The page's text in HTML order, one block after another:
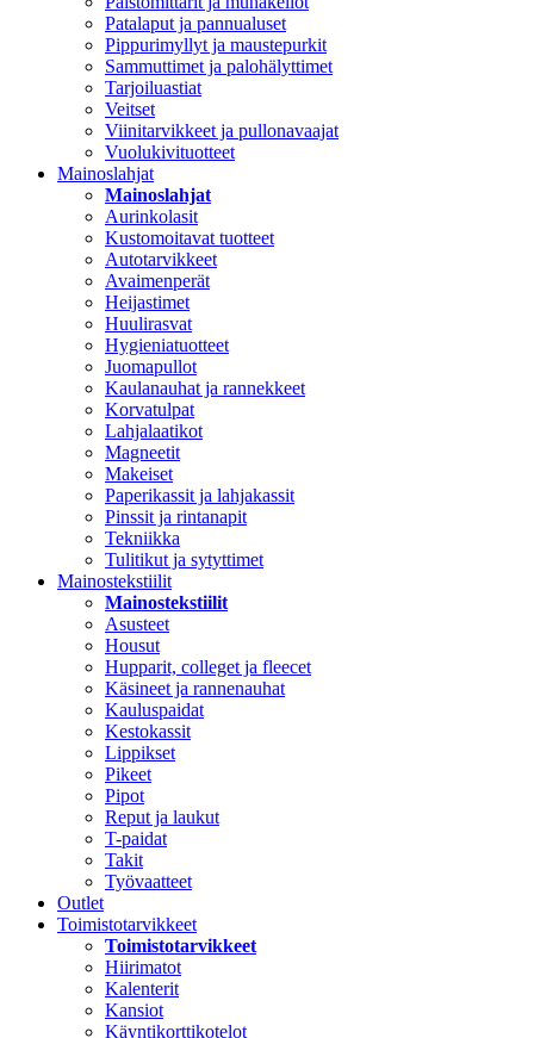
Patalaput ja pannualuset
Pippurimyllyt ja maustepurkit
Sammuttimet ja palohälyttimet
Tarjoiluastiat
Veitset
Viinitarvikkeet ja pullonavaajat
Vuolukivituotteet
Mainoslahjat
Mainoslahjat
Aurinkolasit
Kustomoitavat tuotteet
Autotarvikkeet
Avaimenperät
Heijastimet
Huulirasvat
Hygieniatuotteet
Juomapullot
Kaulanauhat ja rannekkeet
Korvatulpat
Lahjalaatikot
Magneetit
Makeiset
Paperikassit ja lahjakassit
Pinssit ja rintanapit
Tekniikka
Tulitikut ja sytyttimet
Mainostekstiilit
Mainostekstiilit
Asusteet
Housut
Hupparit, colleget ja fleecet
Käsineet ja rannenauhat
Kauluspaidat
Kestokassit
Lippikset
Pikeet
Pipot
Reput ja laukut
T-paidat
Takit
Työvaatteet
Outlet
Toimistotarvikkeet
Toimistotarvikkeet
Hiirimatot
Kalenterit
Kansiot
Käyntikorttikotelot